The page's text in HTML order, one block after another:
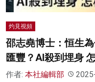
灼見視頻
邵志堯博士：恒生
匯豐？AI殺到埋身
作者: 本社編輯部